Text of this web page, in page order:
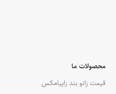
محصولات ما
قیمت زانو بند زاپیامکس